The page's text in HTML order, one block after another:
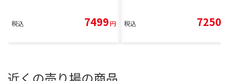
税込 7499円 税込 7250